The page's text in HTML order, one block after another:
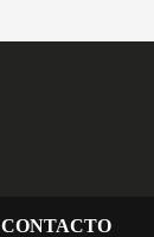
CONTACTO